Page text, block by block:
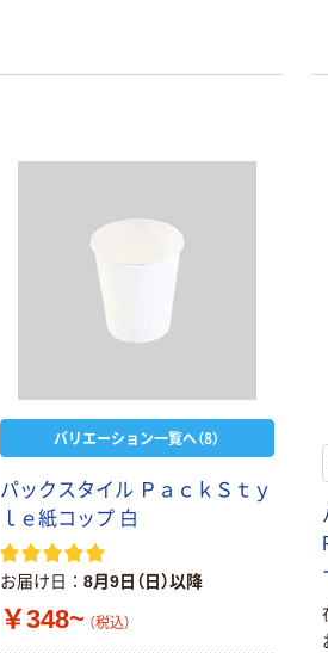
バリエーション一覧へ（8）
パックスタイル ＰａｃｋＳｔｙ
ｌｅ紙コップ 白
お届け日 8月9日（日）以降
￥348~ （税込）
オカモト イージ
ーグローブ
￥360~
ファーストレイ
川西工
工・調
リエチ
型押し
使い捨